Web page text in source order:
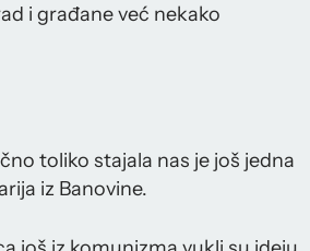
i građane već nekako
toliko stajala nas je još jedna
iz Banovine.